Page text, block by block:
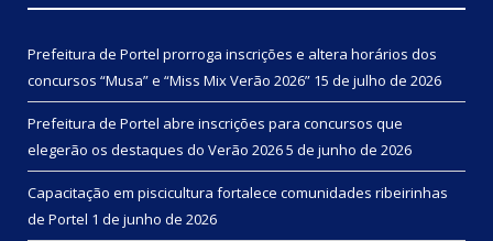
Prefeitura de Portel prorroga inscrições e altera horários dos
concursos “Musa” e “Miss Mix Verão 2026” 15 de julho de 2026
Prefeitura de Portel abre inscrições para concursos que
elegerão os destaques do Verão 20265 de junho de 2026
Capacitação em piscicultura fortalece comunidades ribeirinhas
de Portel 1 de junho de 2026